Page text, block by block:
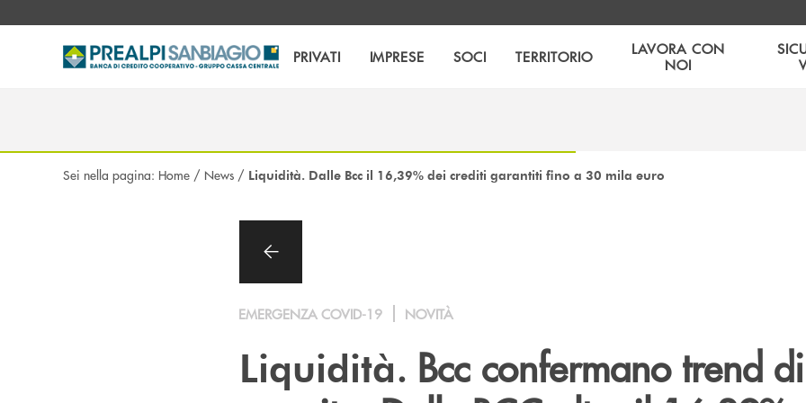
PRIVATI IMPRESE SOCI TERRITORIO
LAVORA CON
NOI
Sei nella pagina: Home / News / Liquidità. Dalle Bcc il 16,39% dei crediti garantiti fino a 30 mila euro
EMERGENZA COVID-19 NOVITÀ
Liquidità. Bcc confermano trend di